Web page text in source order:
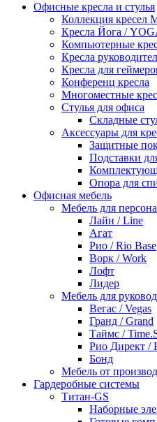
Офисные кресла и стулья
Коллекция кресел
Кресла Йога /
Компьютерные
Кресла
Кресла для
Конференц кресла
Многоместные
Стулья для офиса
Складные
Аксессуары для
Защитные
Подставки
Опора для
Офисная мебель
Мебель для
Лайн / Line
Агат
Рио / Rio Base
Ворк / Work
Лофт
Лидер
Мебель для
Вегас / Vegas
Гранд / Grand
Таймс /
Рио Директ /
Бонд
Мебель от
Гардеробные системы
Титан-GS
Наборные